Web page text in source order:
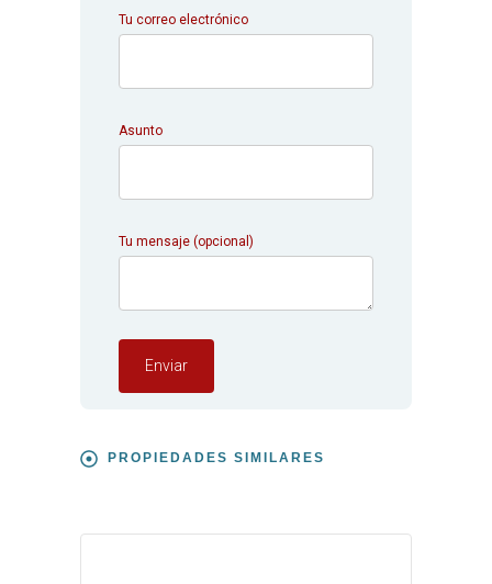
Tu correo electrónico
Asunto
Tu mensaje (opcional)
PROPIEDADES SIMILARES